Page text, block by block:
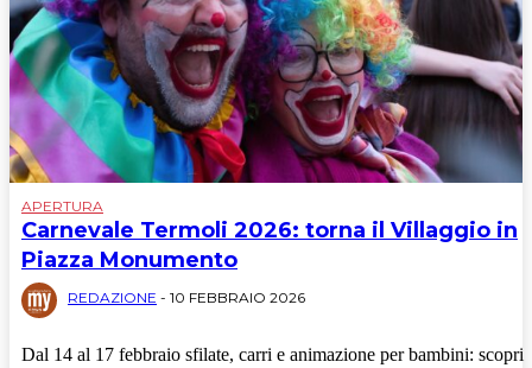
APERTURA
Carnevale Termoli 2026: torna il Villaggio in
Piazza Monumento
REDAZIONE - 10 FEBBRAIO 2026
Dal 14 al 17 febbraio sfilate, carri e animazione per bambini: scopri